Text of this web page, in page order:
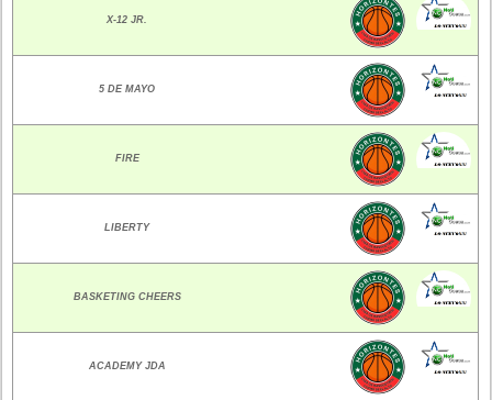
X-12 JR.
5 DE MAYO
FIRE
LIBERTY
BASKETING CHEERS
ACADEMY JDA